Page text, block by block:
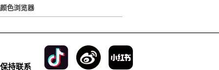
颜色浏览器
保持联系